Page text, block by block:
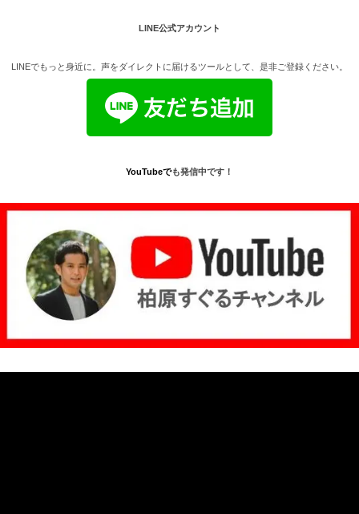
LINE公式アカウント
LINEでもっと身近に。声をダイレクトに届けるツールとして、是非ご登録ください。
YouTubeでも発信中です！